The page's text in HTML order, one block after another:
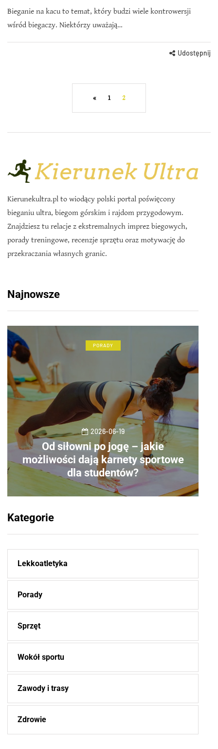
Bieganie na kacu to temat, który budzi wiele kontrowersji
wśród biegaczy. Niektórzy uważają…
Udostępnij
« 1 2
Kierunekultra.pl to wiodący polski portal poświęcony
bieganiu ultra, biegom górskim i rajdom przygodowym.
Znajdziesz tu relacje z ekstremalnych imprez biegowych,
porady treningowe, recenzje sprzętu oraz motywację do
przekraczania własnych granic.
Najnowsze
PORADY
2026-06-19
Od siłowni po jogę – jakie
możliwości dają karnety sportowe
dla studentów?
Kategorie
Lekkoatletyka
Porady
Sprzęt
Wokół sportu
Zawody i trasy
Zdrowie